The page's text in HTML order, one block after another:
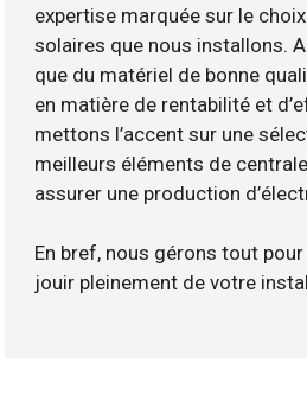
expertise marquée sur le
solaires que nous installons.
que du matériel de bonne
en matière de rentabilité et
mettons l’accent sur une
meilleurs éléments de
assurer une production
En bref, nous gérons tout
jouir pleinement de votre